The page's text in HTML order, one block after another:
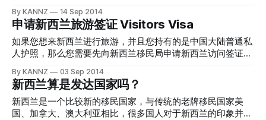
等，可以说您希望用到的工具、材料在这里都可以“一站式”解
决。 新西兰总共有三家比较大型的五金建材商店，Bunnings
Warehouse，Mitre 10以及Placemakers，在这三家中，
Bunnings的总体价格算是最低的；这从他们的销售口号可以看
出：Lowest Prices Are Just The Beginning…. Bunnings的员
工都非常友善，而且经过专业的培训，如果您希望在您家中进
行某种“
数其他国家不同的是，在澳大利亚机场转机，虽然不进入澳洲
境内但是仍然需要提前申请澳大利亚过境签证，也就是Transit
Visa才可以。 image source: google images 澳洲过境签证不
可以直接到澳大利亚驻新西兰的使领馆申请，而是需要将材料
TTService（简称TTS）进行；虽然澳洲政府对于过境签证不
收取费用，但是TTS这个公司却不免费服务；这也算是澳大利
亚政府动用行政力量强制缴费的一个坏例子。 如果您想知道
如何在新西兰境内申请澳洲过境签Australia Transit Visa，请
By KANNZ 14 Sep 2014
申请新西兰旅游签证 Visitors Visa
如果您想来新西兰进行旅游，并且您持有的是中国大陆普通私
人护照，那么您需要先向新西兰移民局申请新西兰访问签证也
申请人持有中国大陆护照，那么您需要向位于北京、上海或是
广州、成都、香港的新西兰签证申请中心提交必要的材料并且
缴纳费用完毕后，新西兰移民局才会正式接受您的申请并开始
办理。 image source: google images 如果您持有香港、澳
By KANNZ 03 Sep 2014
新西兰算是发达国家吗？
新西兰是一个比较新的移民国家，与传统的老牌移民国家美
国、加拿大、澳大利亚相比，很多国人对于新西兰的印象并不